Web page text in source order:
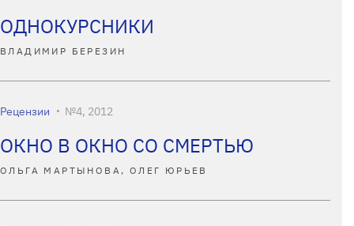
ОДНОКУРСНИКИ
ВЛАДИМИР БЕРЕЗИН
Рецензии №4, 2012
ОКНО В ОКНО СО СМЕРТЬЮ
ОЛЬГА МАРТЫНОВА, ОЛЕГ ЮРЬЕВ